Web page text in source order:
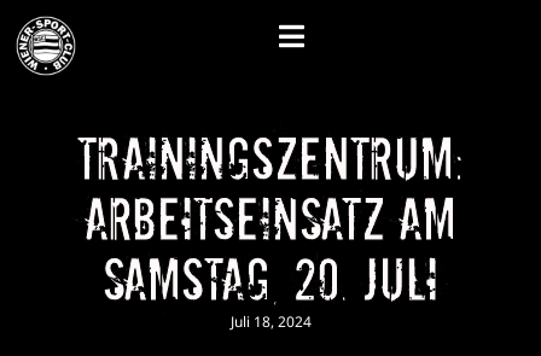
Trainingszentrum:
Arbeitseinsatz am
Samstag, 20. Juli
Juli 18, 2024